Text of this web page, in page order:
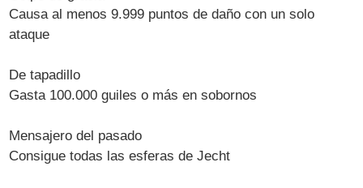
Causa al menos 9.999 puntos de daño con un solo
ataque
De tapadillo
Gasta 100.000 guiles o más en sobornos
Mensajero del pasado
Consigue todas las esferas de Jecht